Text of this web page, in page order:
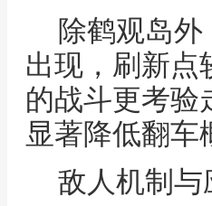
除鹤观岛
出现，刷新点
的战斗更考验
显著降低翻车
敌人机制与